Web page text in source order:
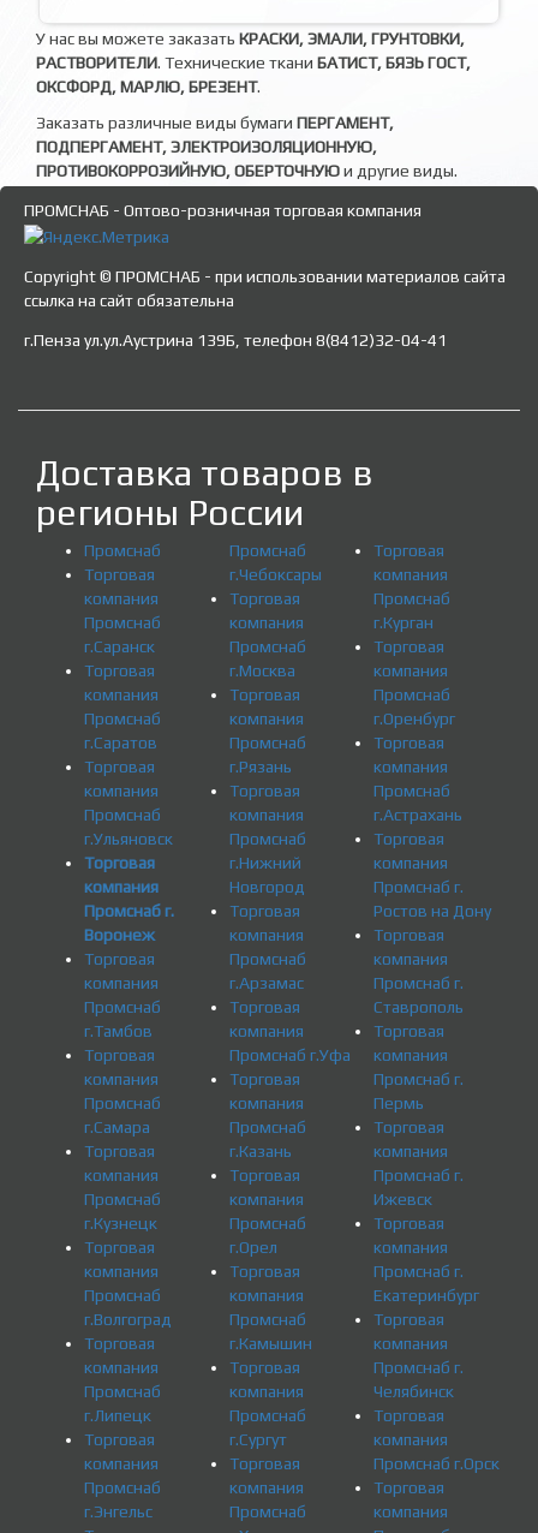
У нас вы можете заказать КРАСКИ, ЭМАЛИ, ГРУНТОВКИ,
РАСТВОРИТЕЛИ. Технические ткани БАТИСТ, БЯЗЬ ГОСТ,
ОКСФОРД, МАРЛЮ, БРЕЗЕНТ.
Заказать различные виды бумаги ПЕРГАМЕНТ,
ПОДПЕРГАМЕНТ, ЭЛЕКТРОИЗОЛЯЦИОННУЮ,
ПРОТИВОКОРРОЗИЙНУЮ, ОБЕРТОЧНУЮи другие виды.
ПРОМСНАБ - Оптово-розничная торговая компания
Copyright © ПРОМСНАБ - при использовании материалов сайта
ссылка на сайт обязательна
г.Пенза ул.ул.Аустрина 139Б, телефон 8(8412)32-04-41
Доставка товаров в
регионы России
Промснаб
Торговая
компания
Промснаб
г.Саранск
Торговая
компания
Промснаб
г.Саратов
Торговая
компания
Промснаб
г.Ульяновск
Торговая
компания
Промснаб г.
Воронеж
Торговая
компания
Промснаб
г.Тамбов
Торговая
компания
Промснаб
г.Самара
Торговая
компания
Промснаб
г.Кузнецк
Торговая
компания
Промснаб
г.Волгоград
Торговая
компания
Промснаб
г.Липецк
Торговая
компания
Промснаб
г.Энгельс
Промснаб
г.Чебоксары
Торговая
компания
Промснаб
г.Москва
Торговая
компания
Промснаб
г.Рязань
Торговая
компания
Промснаб
г.Нижний
Новгород
Торговая
компания
Промснаб
г.Арзамас
Торговая
компания
Промснаб г.Уфа
Торговая
компания
Промснаб
г.Казань
Торговая
компания
Промснаб
г.Орел
Торговая
компания
Промснаб
г.Камышин
Торговая
компания
Промснаб
г.Сургут
Торговая
компания
Промснаб
Торговая
компания
Промснаб
г.Курган
Торговая
компания
Промснаб
г.Оренбург
Торговая
компания
Промснаб
г.Астрахань
Торговая
компания
Промснаб г.
Ростов на Дону
Торговая
компания
Промснаб г.
Ставрополь
Торговая
компания
Промснаб г.
Пермь
Торговая
компания
Промснаб г.
Ижевск
Торговая
компания
Промснаб г.
Екатеринбург
Торговая
компания
Промснаб г.
Челябинск
Торговая
компания
Промснаб г.Орск
Торговая
компания